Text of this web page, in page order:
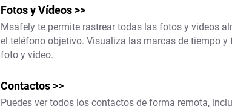
Fotos y Vídeos >>
Msafely te permite rastrear todas las fotos y videos
el teléfono objetivo. Visualiza las marcas de tiempo y
foto y video.
Contactos >>
Puedes ver todos los contactos de forma remota,